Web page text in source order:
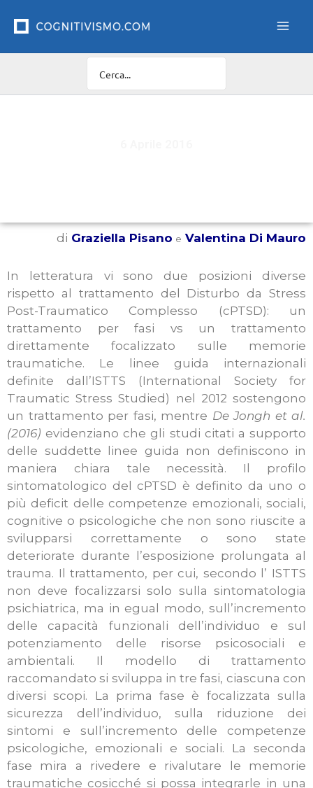
di Graziella Pisano e Valentina Di Mauro
In letteratura vi sono due posizioni diverse
rispetto al trattamento del Disturbo da Stress
Post-Traumatico Complesso (cPTSD): un
trattamento per fasi vs un trattamento
direttamente focalizzato sulle memorie
traumatiche. Le linee guida internazionali
definite dall’ISTTS (International Society for
Traumatic Stress Studied) nel 2012 sostengono
un trattamento per fasi, mentre De Jongh et al.
(2016) evidenziano che gli studi citati a supporto
delle suddette linee guida non definiscono in
maniera chiara tale necessità. Il profilo
sintomatologico del cPTSD è definito da uno o
più deficit delle competenze emozionali, sociali,
cognitive o psicologiche che non sono riuscite a
svilupparsi correttamente o sono state
deteriorate durante l’esposizione prolungata al
trauma. Il trattamento, per cui, secondo l’ ISTTS
non deve focalizzarsi solo sulla sintomatologia
psichiatrica, ma in egual modo, sull’incremento
delle capacità funzionali dell’individuo e sul
potenziamento delle risorse psicosociali e
ambientali. Il modello di trattamento
raccomandato si sviluppa in tre fasi, ciascuna con
diversi scopi. La prima fase è focalizzata sulla
sicurezza dell’individuo, sulla riduzione dei
sintomi e sull’incremento delle competenze
psicologiche, emozionali e sociali. La seconda
fase mira a rivedere e rivalutare le memorie
traumatiche cosicché si possa integrarle in una